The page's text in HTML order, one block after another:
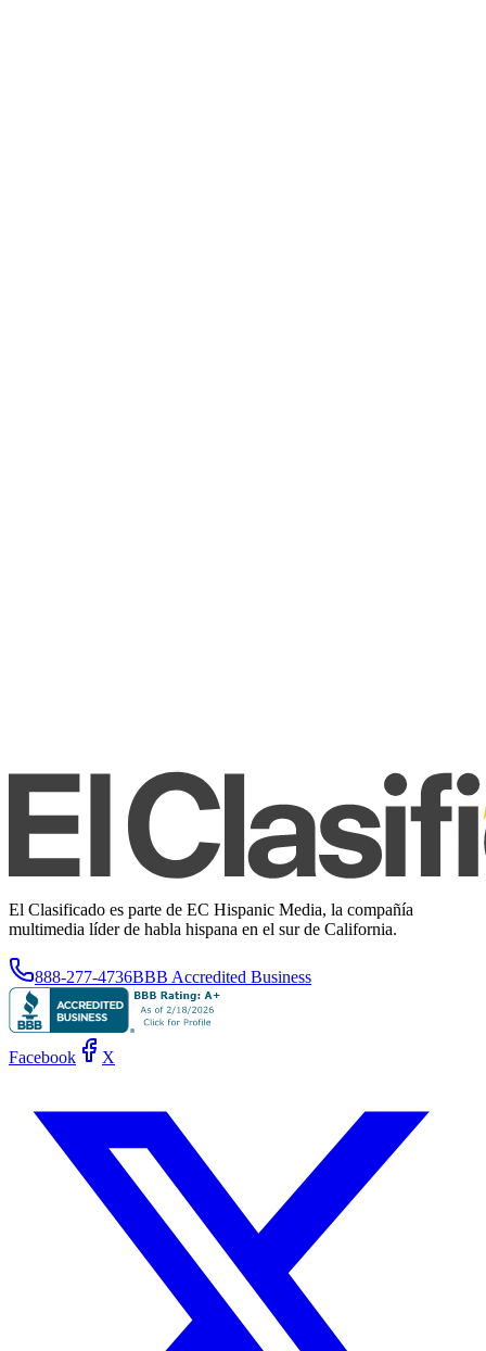
El Clasificado es parte de EC Hispanic Media, la compañía
multimedia líder de habla hispana en el sur de California.
888-277-4736BBB Accredited Business
Facebook X